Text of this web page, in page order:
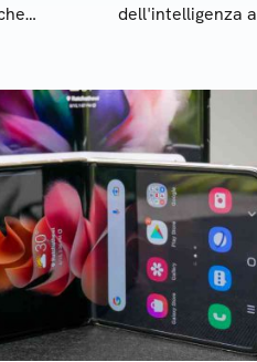
dell'intelligenza